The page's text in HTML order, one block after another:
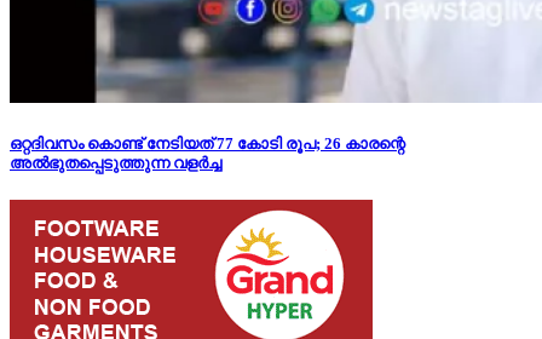
ഒറ്റദിവസം കൊണ്ട് നേടിയത് 77 കോടി രൂപ; 26 കാരന്റെ
അല്‍ഭുതപ്പെടുത്തുന്ന വളര്‍ച്ച